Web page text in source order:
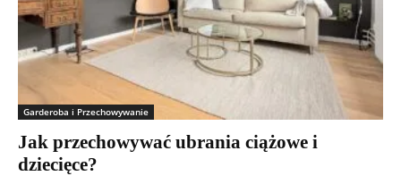
Garderoba i Przechowywanie
Jak przechowywać ubrania ciążowe i
dziecięce?